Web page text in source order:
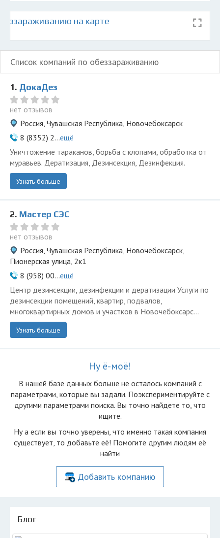
на карте
Список компаний по обеззараживанию
1. ДокаДез
нет отзывов
Россия, Чувашская Республика, Новочебоксарск
8 (8352) 2...ещё
Уничтожение тараканов, борьба с клопами, обработка от
муравьев. Дератизация, Дезинсекция, Дезинфекция.
Узнать больше
2. Мастер СЭС
нет отзывов
Россия, Чувашская Республика, Новочебоксарск,
Пионерская улица, 2к1
8 (958) 00...ещё
Центр дезинсекции, дезинфекции и дератизации Услуги по
дезинсекции помещений, квартир, подвалов,
многоквартирных домов и участков в Новочебоксарс...
Узнать больше
Ну ё-моё!
В нашей базе данных больше не осталоcь компаний с
параметрами, которые вы задали. Поэкспериментируйте с
другими параметрами поиска. Вы точно найдете то, что
ищите.
Ну а если вы точно уверены, что именно такая компания
существует, то добавьте её! Помогите другим людям её
найти
Добавить компанию
Блог